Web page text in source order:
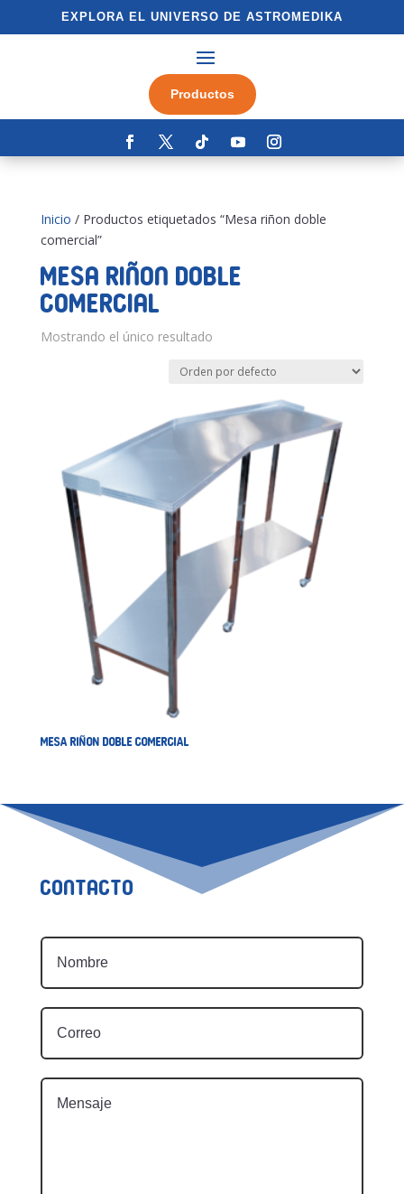
EXPLORA EL UNIVERSO DE ASTROMEDIKA
Productos
Inicio / Productos etiquetados “Mesa riñon doble
comercial”
Mesa riñon doble
comercial
Mostrando el único resultado
MESA RIÑON DOBLE COMERCIAL
Contacto